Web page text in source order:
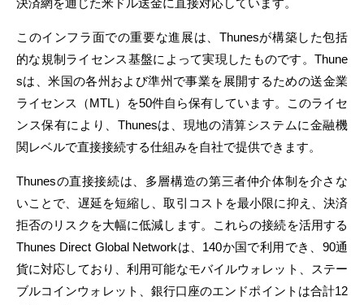
決済網を通じた米ドル送金に直接対応しています。
このインフラ面での重要な進展は、Thunesが構築した包括
的な規制ライセンス基盤によって実現したものです。Thune
sは、米国の各州および準州で事業を展開するための送金業
ライセンス（MTL）を50件自ら保有しています。このライセ
ンス保有により、Thunesは、現地の清算システムに金融機
関レベルで直接接続する仕組みを自社で提供できます。
Thunesの直接接続は、多層構造の第三者仲介体制を介さな
いことで、遅延を短縮し、取引コストを最小限に抑え、決済
拒否のリスクを大幅に低減します。これらの接続を活用する
Thunes Direct Global Networkは、140か国で利用でき、90通
貨に対応しており、利用可能なモバイルウォレット、ステー
ブルコインウォレット、銀行口座のエンドポイントは合計12